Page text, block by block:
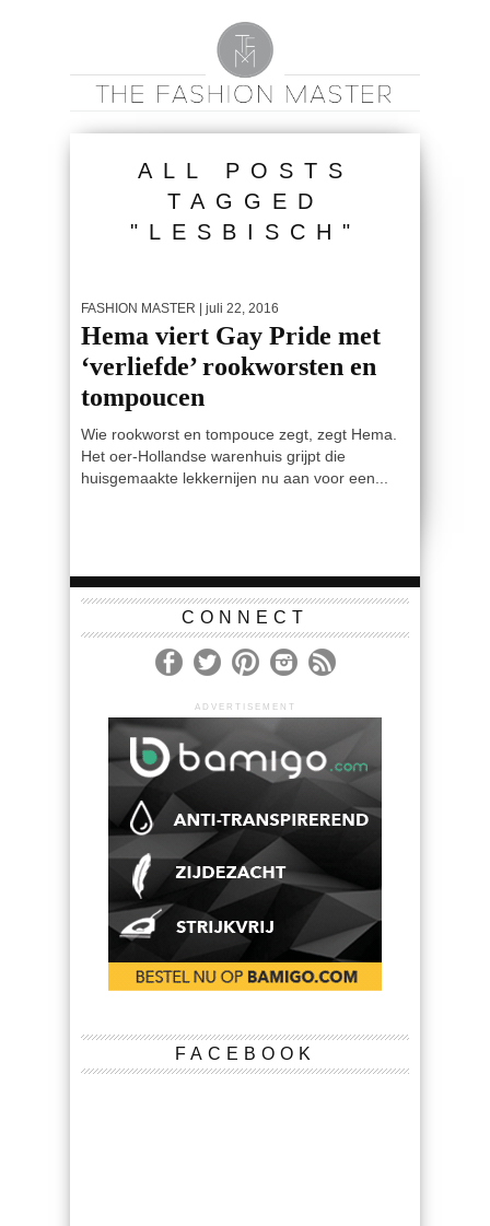
ALL POSTS
TAGGED
"LESBISCH"
FASHION MASTER | juli 22, 2016
Hema viert Gay Pride met
‘verliefde’ rookworsten en
tompoucen
Wie rookworst en tompouce zegt, zegt Hema.
Het oer-Hollandse warenhuis grijpt die
huisgemaakte lekkernijen nu aan voor een...
CONNECT
ADVERTISEMENT
FACEBOOK